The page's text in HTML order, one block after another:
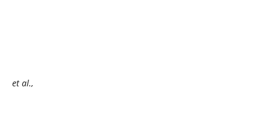
et al.,